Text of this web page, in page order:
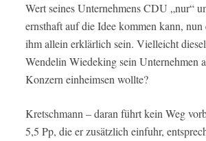
Wert seines Unternehmens CDU „nur“
ernsthaft auf die Idee kommen kann,
ihm allein erklärlich sein. Vielleicht
Wendelin Wiedeking sein Unternehmen
Konzern einheimsen wollte?
Kretschmann – daran führt kein Weg
5,5 Pp, die er zusätzlich einfuhr,